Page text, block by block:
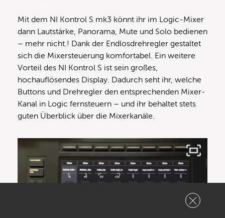
Mit dem NI Kontrol S mk3 könnt ihr im Logic-Mixer
dann Lautstärke, Panorama, Mute und Solo bedienen
– mehr nicht.! Dank der Endlosdrehregler gestaltet
sich die Mixersteuerung komfortabel. Ein weitere
Vorteil des NI Kontrol S ist sein großes,
hochauflösendes Display. Dadurch seht ihr, welche
Buttons und Drehregler den entsprechenden Mixer-
Kanal in Logic fernsteuern – und ihr behaltet stets
guten Überblick über die Mixerkanäle.